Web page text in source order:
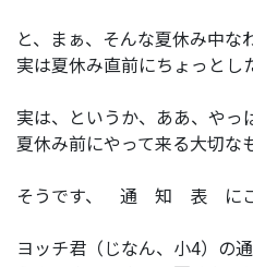
と、まぁ、そんな夏休み中な
実は夏休み直前にちょっとし
実は、というか、ああ、やっ
夏休み前にやって来る大切な
そうです、 通 知 表 にご
ヨッチ君（じなん、小4）の